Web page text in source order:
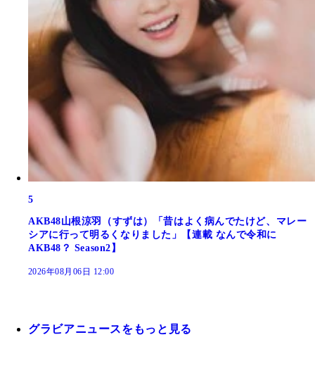
5
AKB48山根涼羽（すずは）「昔はよく病んでたけど、マレー
シアに行って明るくなりました」【連載 なんで令和に
AKB48？ Season2】
2026年08月06日 12:00
グラビアニュースをもっと見る